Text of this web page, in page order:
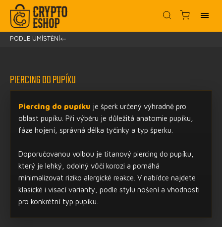
PODLE UMÍSTĚNÍ/
PIERCING DO PUPÍKU
Piercing do pupíku je šperk určený výhradně pro
oblast pupíku. Při výběru je důležitá anatomie pupíku,
fáze hojení, správná délka tyčinky a typ šperku.
Doporučovanou volbou je titanový piercing do pupíku,
který je lehký, odolný vůči korozi a pomáhá
minimalizovat riziko alergické reakce. V nabídce najdete
klasické i visací varianty, podle stylu nošení a vhodnosti
pro konkrétní typ pupíku.